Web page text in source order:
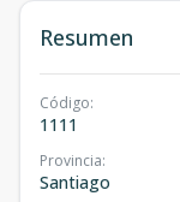
Resumen
Código:
1111
Provincia:
Santiago